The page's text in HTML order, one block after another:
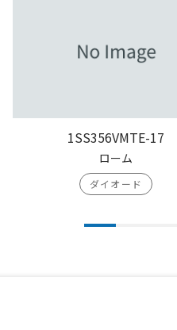
1SS356VMTE-17
ローム
ダイオード